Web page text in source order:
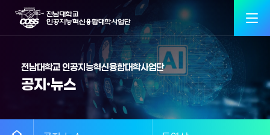
전남대학교 인공지능혁신융합대학사업단
공지·뉴스